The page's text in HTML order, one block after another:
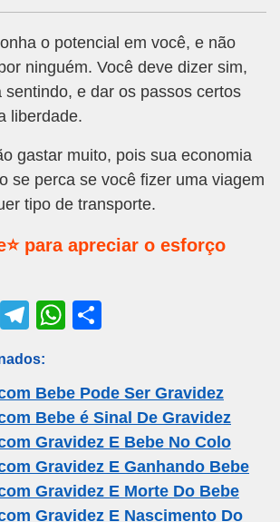
o potencial em você, e não
ninguém. Você deve dizer sim,
sentindo, e dar os passos certos
liberdade.
gastar muito, pois sua economia
se perca se você fizer uma viagem
tipo de transporte.
para apreciar o esforço
T
T
e
gr
a
m
W
s
A
p
p
e
Bebe Pode Ser Gravidez
Bebe é Sinal De Gravidez
Gravidez E Bebe No Colo
Gravidez E Ganhando Bebe
Gravidez E Morte Do Bebe
Gravidez E Nascimento Do